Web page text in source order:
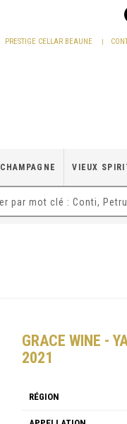
PRESTIGE CELLAR BEAUNE
CHAMPAGNE VIEUX
GRACE WINE -
2021
RÉGION